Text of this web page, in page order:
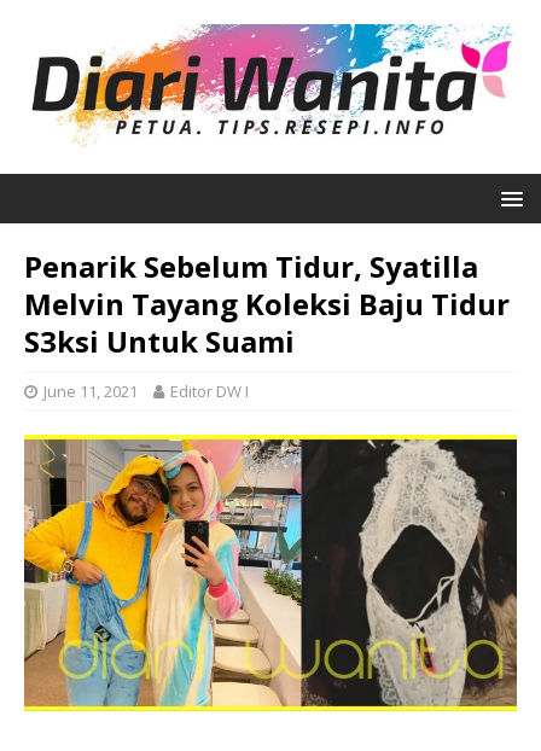
Penarik Sebelum Tidur, Syatilla
Melvin Tayang Koleksi Baju Tidur
S3ksi Untuk Suami
June 11, 2021 Editor DW I